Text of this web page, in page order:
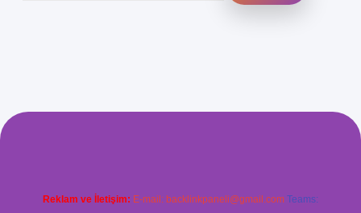
Reklam ve İletişim: E-mail: backlinkpaneli@gmail.com Teams: